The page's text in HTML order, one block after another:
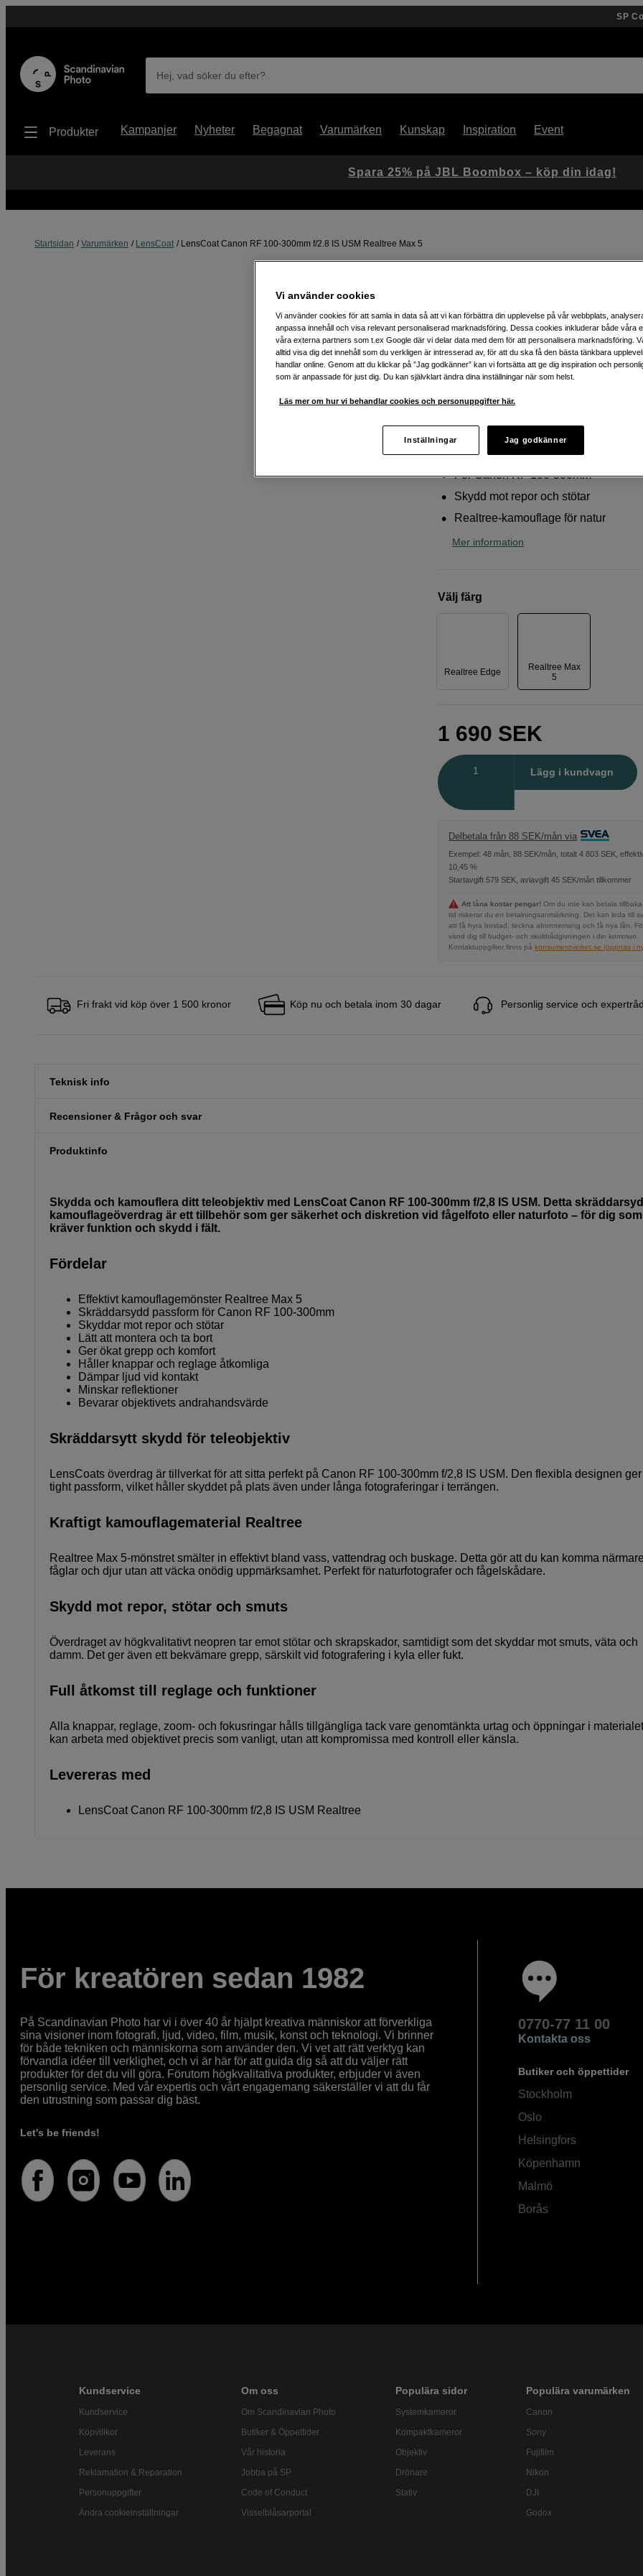
SP
Hej, vad söker du efter?
Produkter Kampanjer Nyheter Begagnat Varumärken Kunskap Inspiration Event
Startsidan Varumärken LensCoat LensCoat Canon RF 100-300mm f/2.8 IS USM Realtree Max 5
LensCoat Canon RF 100-300mm f/2.8 IS
Realtree Max 5
Objektivskydd för Canon RF
300mm
För Canon RF 100-300mm
Skydd mot repor och stötar
Realtree-kamouflage för natur
Mer information
Välj färg
Realtree Edge
Realtree Max
5
1 690 SEK
Lägg i kundvagn
Delbetala från 88 SEK/mån via
Exempel: 48 mån, 88 SEK/mån, totalt 4 803 SEK,
10,45 %
Startavgift 579 SEK, aviavgift 45 SEK/mån tillkommer
Att låna kostar pengar! Om du inte kan betala
tid riskerar du en betalningsanmärkning. Det kan leda till
att få hyra bostad, teckna abonnemang och få nya lån.
vänd dig till budget- och skuldrådgivningen i din kommun.
Kontaktuppgifter finns på konsumentverket.se (öppnas i
Fri frakt vid köp över 1 500 kronor Köp nu och betala inom 30 dagar Personlig service och
Teknisk info
Recensioner & Frågor och svar
Produktinfo
Skydda och kamouflera ditt teleobjektiv med LensCoat Canon RF 100-300mm f/2,8 IS USM. Detta
kamouflageöverdrag är ett tillbehör som ger säkerhet och diskretion vid fågelfoto eller naturfoto – för dig som
kräver funktion och skydd i fält.
Fördelar
Effektivt kamouflagemönster Realtree Max 5
Skräddarsydd passform för Canon RF 100-300mm
Skyddar mot repor och stötar
Lätt att montera och ta bort
Ger ökat grepp och komfort
Håller knappar och reglage åtkomliga
Dämpar ljud vid kontakt
Minskar reflektioner
Bevarar objektivets andrahandsvärde
Skräddarsytt skydd för teleobjektiv
LensCoats överdrag är tillverkat för att sitta perfekt på Canon RF 100-300mm f/2,8 IS USM. Den flexibla designen
tight passform, vilket håller skyddet på plats även under långa fotograferingar i terrängen.
Kraftigt kamouflagematerial Realtree
Realtree Max 5-mönstret smälter in effektivt bland vass, vattendrag och buskage. Detta gör att du kan komma
fåglar och djur utan att väcka onödig uppmärksamhet. Perfekt för naturfotografer och fågelskådare.
Skydd mot repor, stötar och smuts
Överdraget av högkvalitativt neopren tar emot stötar och skrapskador, samtidigt som det skyddar mot smuts, väta och
damm. Det ger även ett bekvämare grepp, särskilt vid fotografering i kyla eller fukt.
Full åtkomst till reglage och funktioner
Alla knappar, reglage, zoom- och fokusringar hålls tillgängliga tack vare genomtänkta urtag och öppningar i
kan arbeta med objektivet precis som vanligt, utan att kompromissa med kontroll eller känsla.
Levereras med
LensCoat Canon RF 100-300mm f/2,8 IS USM Realtree
För kreatören sedan 1982
På Scandinavian Photo har vi i över 40 år hjälpt kreativa människor att förverkliga
sina visioner inom fotografi, ljud, video, film, musik, konst och teknologi. Vi brinner
för både tekniken och människorna som använder den. Vi vet att rätt verktyg kan
förvandla idéer till verklighet, och vi är här för att guida dig så att du väljer rätt
produkter för det du vill göra. Förutom högkvalitativa produkter, erbjuder vi även
personlig service. Med vår expertis och vårt engagemang säkerställer vi att du får
den utrustning som passar dig bäst.
Let's be friends!
0770-77 11 00
Kontakta oss
Butiker och öppettider
Stockholm
Oslo
Helsingfors
Köpenhamn
Malmö
Borås
Kundservice
Kundservice
Köpvillkor
Leverans
Reklamation & Reparation
Personuppgifter
Ändra cookieinställningar
Om oss
Om Scandinavian Photo
Butiker & Öppettider
Vår historia
Jobba på SP
Code of Conduct
Visselblåsarportal
Populära sidor
Systemkameror
Kompaktkameror
Objektiv
Drönare
Stativ
Populära varumärken
Canon
Sony
Fujifilm
Nikon
DJI
Godox
Spara 25% på JBL Boombox – köp din idag!
Vi använder cookies
Vi använder cookies för att samla in data så att vi kan förbättra din upplevelse på vår webbplats,
anpassa innehåll och visa relevant personaliserad marknadsföring. Dessa cookies inkluderar både våra
våra externa partners som t.ex Google där vi delar data med dem för att personalisera marknadsföring.
alltid visa dig det innehåll som du verkligen är intresserad av, för att du ska få den bästa tänkbara
handlar online. Genom att du klickar på ”Jag godkänner” kan vi fortsätta att ge dig inspiration och
som är anpassade för just dig. Du kan självklart ändra dina inställningar när som helst.
Läs mer om hur vi behandlar cookies och personuppgifter här.
Inställningar Jag godkänner